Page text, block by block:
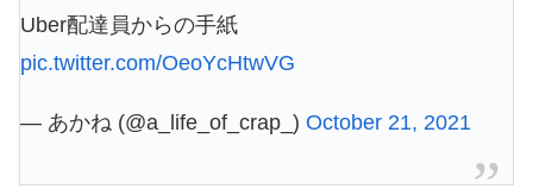
Uber配達員からの手紙
pic.twitter.com/OeoYcHtwVG
— あかね (@a_life_of_crap_) October 21, 2021